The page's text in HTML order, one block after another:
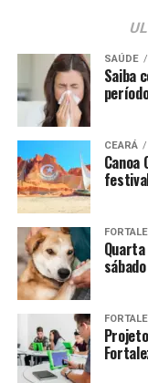
SAÚDE
Saiba
CEARÁ
Canoa